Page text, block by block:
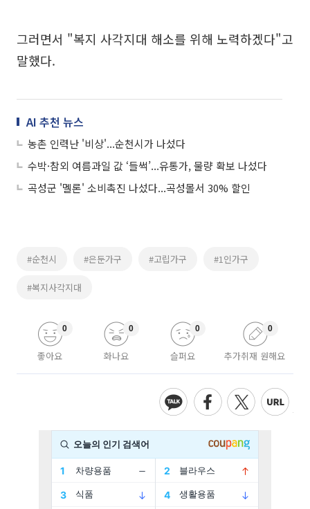
그러면서 "복지 사각지대 해소를 위해 노력하겠다"고
말했다.
AI 추천 뉴스
농촌 인력난 '비상'...순천시가 나섰다
수박·참외 여름과일 값 ‘들썩’...유통가, 물량 확보 나섰다
곡성군 '멜론' 소비촉진 나섰다...곡성몰서 30% 할인
#순천시 #은둔가구 #고립가구 #1인가구
#복지사각지대
좋아요
0
화나요
0
슬퍼요
0
추가취재 원해요
0